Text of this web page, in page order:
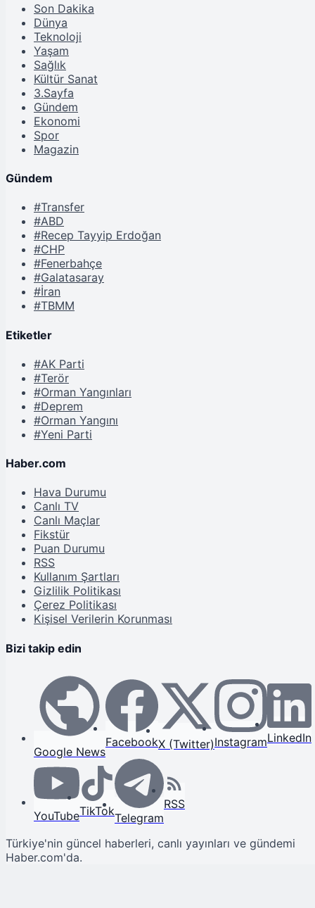
Son Dakika
Dünya
Teknoloji
Yaşam
Sağlık
Kültür Sanat
3.Sayfa
Gündem
Ekonomi
Spor
Magazin
Gündem
#Transfer
#ABD
#Recep Tayyip Erdoğan
#CHP
#Fenerbahçe
#Galatasaray
#İran
#TBMM
Etiketler
#AK Parti
#Terör
#Orman Yangınları
#Deprem
#Orman Yangını
#Yeni Parti
Haber.com
Hava Durumu
Canlı TV
Canlı Maçlar
Fikstür
Puan Durumu
RSS
Kullanım Şartları
Gizlilik Politikası
Çerez Politikası
Kişisel Verilerin Korunması
Bizi takip edin
Google News
FacebookX (Twitter)InstagramLinkedIn
YouTubeTikTokTelegram
RSS
Türkiye'nin güncel haberleri, canlı yayınları ve gündemi
Haber.com'da.